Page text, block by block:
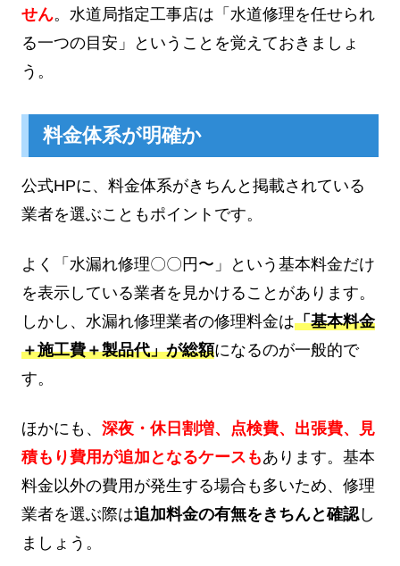
せん。水道局指定工事店は「水道修理を任せられ
る一つの目安」ということを覚えておきましょ
う。
料金体系が明確か
公式HPに、料金体系がきちんと掲載されている
業者を選ぶこともポイントです。
よく「水漏れ修理〇〇円〜」という基本料金だけ
を表示している業者を見かけることがあります。
しかし、水漏れ修理業者の修理料金は「基本料金
＋施工費＋製品代」が総額になるのが一般的で
す。
ほかにも、 深夜・休日割増、点検費、出張費、見
積もり費用が追加となるケースもあります。基本
料金以外の費用が発生する場合も多いため、修理
業者を選ぶ際は追加料金の有無をきちんと確認し
ましょう。